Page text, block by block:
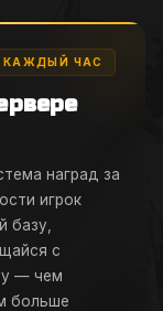
КАЖДЫЙ ЧАС
наград за
игрок
базу,
с
— чем
больше